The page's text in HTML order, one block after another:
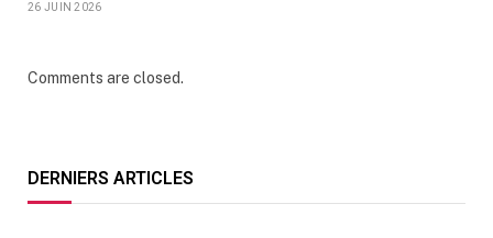
26 JUIN 2026
Comments are closed.
DERNIERS ARTICLES